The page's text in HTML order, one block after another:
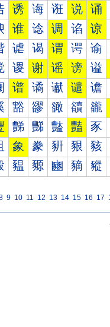
诱 诲 诳 说 诵
谁 谂 调 谄 谅
谑 谒 谓 谔 谕
谡 谢 谣 谤 谥
谱 谲 谳 谴 谵
豁 豂 豃 豄 豅
豑 豒 豓 豔 豕
象 豢 豣 豤 豥
豱 豲 豳 豴 豵
9 10 11 12 13 14 15 16 17